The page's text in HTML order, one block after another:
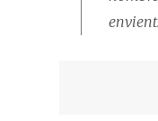
envient.